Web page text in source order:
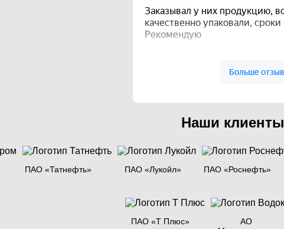
Наши клиенты
ПАО «Татнефть» ПАО «Лукойл» ПАО «Роснефть»
ПАО «Т Плюс»
АО